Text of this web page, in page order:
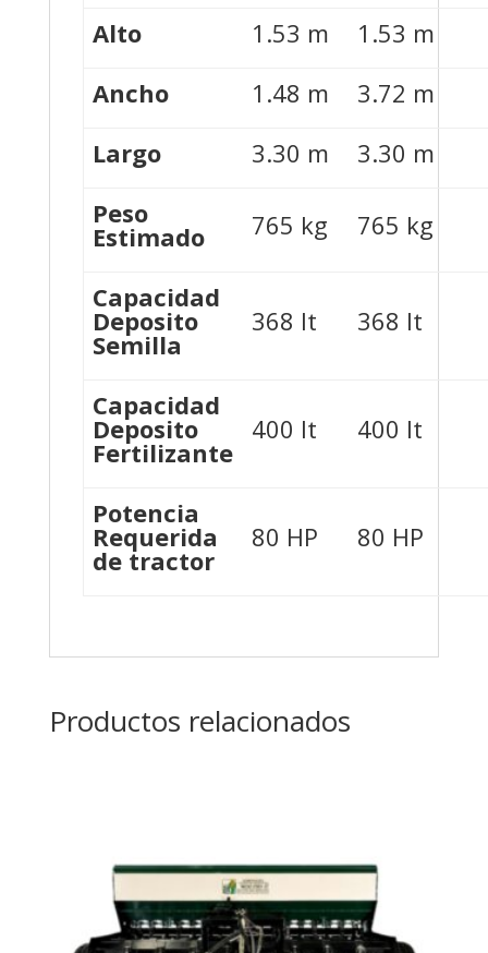
Alto 1.53 m
1.53 m
Ancho
1.48 m
3.72 m
Largo
3.30 m
3.30 m
Peso
Estimado 765 kg 765 kg
Capacidad
Deposito
Semilla
368 lt 368 lt
Capacidad
Deposito
Fertilizante
400 lt 400 lt
Potencia
Requerida
de tractor
80 HP 80 HP
Productos relacionados